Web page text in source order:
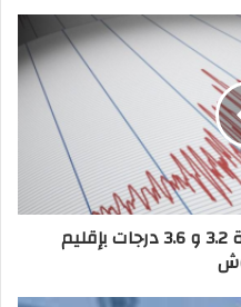
تسجيل هزتين أرضيتين بقوة 3.2 و 3.6 درجات بإقليم